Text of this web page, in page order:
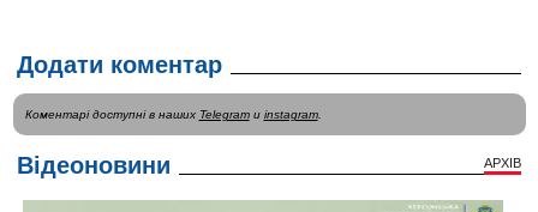
Додати коментар
Коментарі доступні в наших Telegramи instagram.
Відеоновини АРХІВ